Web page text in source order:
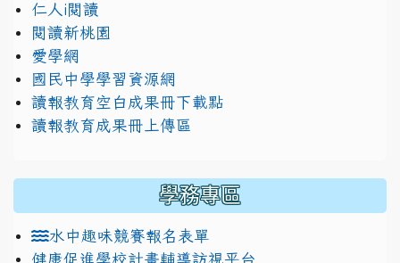
仁人i閱讀
閱讀新桃園
愛學網
國民中學學習資源網
讀報教育空白成果冊下載點
讀報教育成果冊上傳區
學務專區
水中趣味競賽報名表單
健康促進學校計畫輔導訪視平台